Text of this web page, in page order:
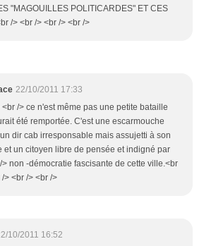
"MAGOUILLES POLITICARDES" ET CES
/> <br /> <br /> <br />
22/10/2011 17:33
<br /> ce n'est même pas une petite bataille
été remportée. C'est une escarmouche
dir cab irresponsable mais assujetti à son
et un citoyen libre de pensée et indigné par
> non -démocratie fascisante de cette ville.<br
/> <br /> <br />
10/2011 16:52